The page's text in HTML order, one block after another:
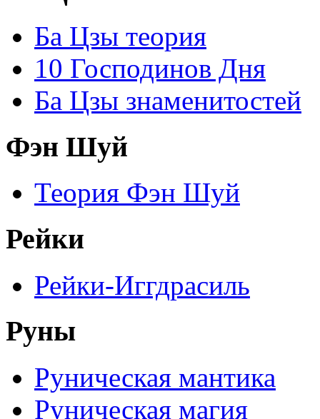
Ба Цзы теория
10 Господинов Дня
Ба Цзы знаменитостей
Фэн Шуй
Теория Фэн Шуй
Рейки
Рейки-Иггдрасиль
Руны
Руническая мантика
Руническая магия